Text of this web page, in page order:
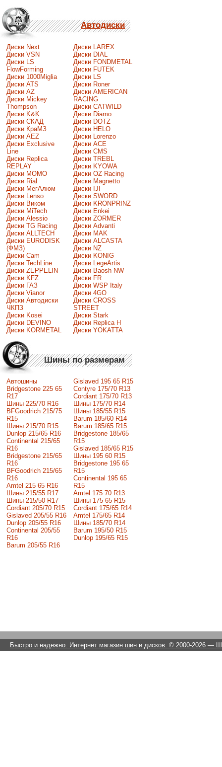
Автодиски
Диски Next
Диски VSN
Диски LS
FlowForming
Диски 1000Miglia
Диски ATS
Диски AZ
Диски Mickey
Thompson
Диски K&K
Диски СКАД
Диски КраМЗ
Диски AEZ
Диски Exclusive
Line
Диски Replica
REPLAY
Диски MOMO
Диски Rial
Диски МегАлюм
Диски Lenso
Диски Виком
Диски MiTech
Диски Alessio
Диски TG Racing
Диски ALLTECH
Диски EURODISK
(ФМЗ)
Диски Cam
Диски TechLine
Диски ZEPPELIN
Диски KFZ
Диски ГАЗ
Диски Vianor
Диски Автодиски
ЧКПЗ
Диски Kosei
Диски DEVINO
Диски KORMETAL
Диски LAREX
Диски DIAL
Диски FONDMETAL
Диски FUTEK
Диски LS
Диски Roner
Диски AMERICAN
RACING
Диски CATWILD
Диски Diamo
Диски DOTZ
Диски HELO
Диски Lorenzo
Диски ACE
Диски CMS
Диски TREBL
Диски KYOWA
Диски OZ Racing
Диски Magnetto
Диски IJI
Диски SWORD
Диски KRONPRINZ
Диски Enkei
Диски ZORMER
Диски Advanti
Диски MAK
Диски ALCASTA
Диски NZ
Диски KONIG
Диски LegeArtis
Диски Baosh NW
Диски FR
Диски WSP Italy
Диски 4GO
Диски CROSS
STREET
Диски Stark
Диски Replica H
Диски YOKATTA
Шины по размерам
Автошины
Bridgestone 225 65
R17
Шины 225/70 R16
BFGoodrich 215/75
R15
Шины 215/70 R15
Dunlop 215/65 R16
Continental 215/65
R16
Bridgestone 215/65
R16
BFGoodrich 215/65
R16
Amtel 215 65 R16
Шины 215/55 R17
Шины 215/50 R17
Сordiant 205/70 R15
Gislaved 205/55 R16
Dunlop 205/55 R16
Continental 205/55
R16
Barum 205/55 R16
Gislaved 195 65 R15
Contyre 175/70 R13
Cordiant 175/70 R13
Шины 175/70 R14
Шины 185/55 R15
Barum 185/60 R14
Barum 185/65 R15
Bridgestone 185/65
R15
Gislaved 185/65 R15
Шины 195 60 R15
Bridgestone 195 65
R15
Continental 195 65
R15
Amtel 175 70 R13
Шины 175 65 R15
Cordiant 175/65 R14
Amtel 175/65 R14
Шины 185/70 R14
Barum 195/50 R15
Dunlop 195/65 R15
Быстро и надежно. Интернет магазин шин и дисков. © 2000-2026 —